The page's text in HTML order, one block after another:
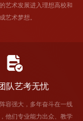
艺术发展进入理想高校和
艺术梦想。
队艺考无忧
容强大，多年奋斗在一线
他们专业能力出众、教学